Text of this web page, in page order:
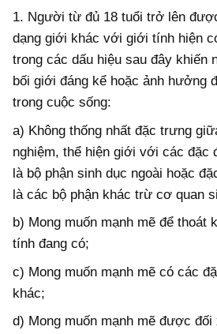
1. Người từ đủ 18 tuổi trở lên
dạng giới khác với giới tính hiện
trong các dấu hiệu sau đây khiến
bối giới đáng kể hoặc ảnh hưởng
trong cuộc sống:
a) Không thống nhất đặc trưng
nghiệm, thể hiện giới với các đặc
là bộ phận sinh dục ngoài hoặc
là các bộ phận khác trừ cơ quan
b) Mong muốn mạnh mẽ để thoát
tính đang có;
c) Mong muốn mạnh mẽ có các
khác;
d) Mong muốn mạnh mẽ được